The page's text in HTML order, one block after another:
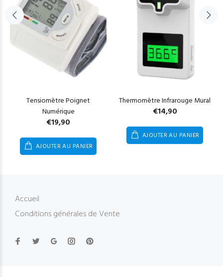
Tensiomètre Poignet
Numérique
€19,90
AJOUTER AU PANIER
Thermomètre Infrarouge Mural
€14,90
AJOUTER AU PANIER
Accueil
Conditions générales de Vente